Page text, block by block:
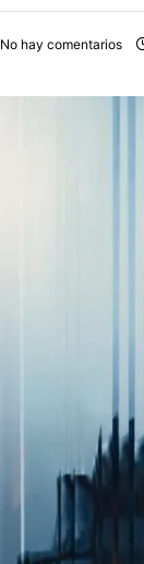
No hay comentarios